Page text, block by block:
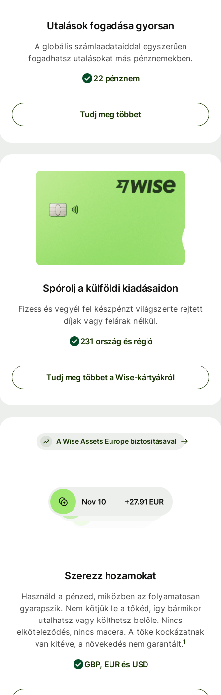
Utalások fogadása gyorsan
A globális számlaadataiddal egyszerűen
fogadhatsz utalásokat más pénznemekben.
22 pénznem
Tudj meg többet
Spórolj a külföldi kiadásaidon
Fizess és vegyél fel készpénzt világszerte rejtett
díjak vagy felárak nélkül.
231 ország és régió
Tudj meg többet a Wise-kártyákról
A Wise Assets Europe biztosításával
Szerezz hozamokat
Használd a pénzed, miközben az folyamatosan
gyarapszik. Nem kötjük le a tőkéd, így bármikor
utalhatsz vagy költhetsz belőle. Nincs
elköteleződés, nincs macera. A tőke kockázatnak
van kitéve, a növekedés nem garantált.1
GBP, EUR és USD